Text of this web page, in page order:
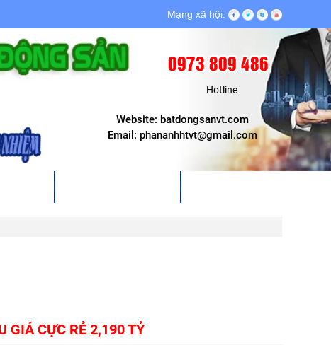
Mạng xã hội:
0973 809 486
Hotline
Website: batdongsanvt.com
Email: phananhhtvt@gmail.com
GIÁ CỰC RẺ 2,190 TỶ